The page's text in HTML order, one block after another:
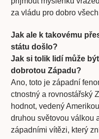
za vládu pro dobro
Jak ale k takovému
státu došlo?
Jak si tolik lidí může
dobrotou Západu?
Ano, toto je západní
ctnostný a rovnostářský
hodnot, vedený
druhou světovou válkou
západními vítězi, který